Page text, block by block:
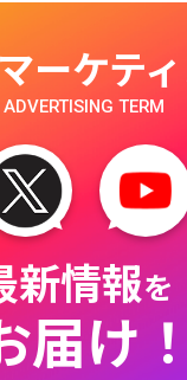
ーケテ
ADVERTISING TERM
新情報を
届け